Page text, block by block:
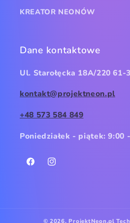
KREATOR NEONÓW
Dane kontaktowe
Ul. Starołęcka 18A/220 61-
kontakt@projektneon.pl
+48 573 584 849
Poniedziałek - piątek: 9:00
FacebookInstagram
© 2026, ProjektNeon.pl